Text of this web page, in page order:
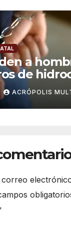
a
de
ACRÓPOLIS
correo